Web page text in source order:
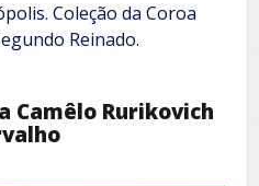
Coleção da Coroa
Reinado.
Camêlo Rurikovich